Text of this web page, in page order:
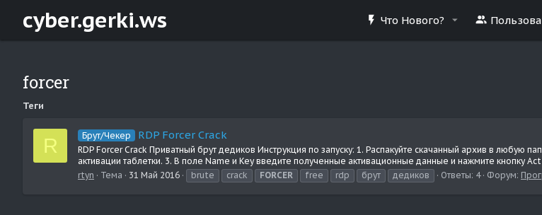
cyber.gerki.ws Что Нового?
forcer
Теги
R Брут/Чекер RDP Forcer Сrack
RDP Forcer Сrack Приватный брут дедиков Инструкция по запуску: 1. Распакуйте скачанный архив в любую
активации таблетки. 3. В поле Name и Key введите полученные активационные данные и нажмите кнопку
rtyn
Тема 31 Май 2016 brute crack FORCER free rdp брут дедиков Ответы: 4 Форум: